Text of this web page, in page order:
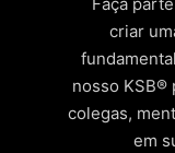
criar
nosso KSB®
colegas,
em